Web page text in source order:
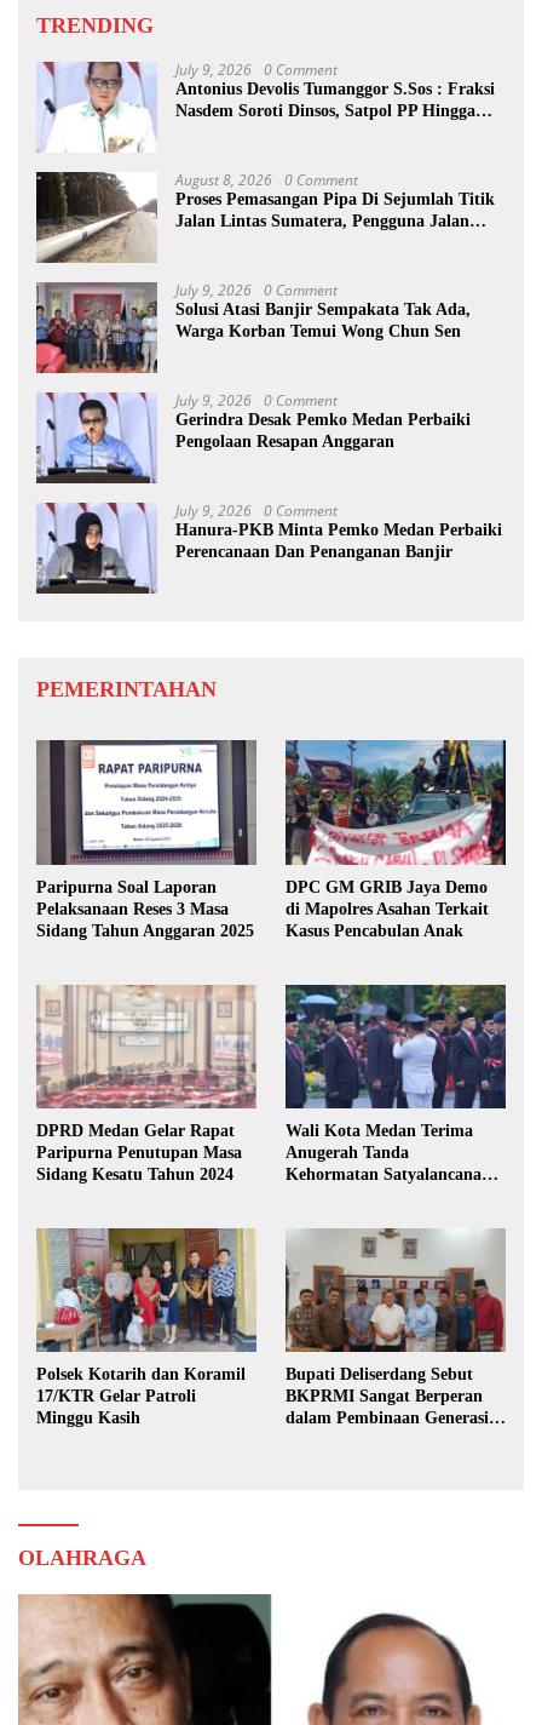
TRENDING
July 9, 2026 0 Comment
Antonius Devolis Tumanggor S.Sos : Fraksi
Nasdem Soroti Dinsos, Satpol PP Hingga
August 8, 2026 0 Comment
Proses Pemasangan Pipa Di Sejumlah Titik
Jalan Lintas Sumatera, Pengguna Jalan
July 9, 2026 0 Comment
Solusi Atasi Banjir Sempakata Tak Ada,
Warga Korban Temui Wong Chun Sen
July 9, 2026 0 Comment
Gerindra Desak Pemko Medan Perbaiki
Pengolaan Resapan Anggaran
July 9, 2026 0 Comment
Hanura-PKB Minta Pemko Medan Perbaiki
Perencanaan Dan Penanganan Banjir
PEMERINTAHAN
Paripurna Soal Laporan
Pelaksanaan Reses 3 Masa
Sidang Tahun Anggaran 2025
DPC GM GRIB Jaya Demo
di Mapolres Asahan Terkait
Kasus Pencabulan Anak
DPRD Medan Gelar Rapat
Paripurna Penutupan Masa
Sidang Kesatu Tahun 2024
Wali Kota Medan Terima
Anugerah Tanda
Kehormatan Satyalancana
Polsek Kotarih dan Koramil
17/KTR Gelar Patroli
Minggu Kasih
Bupati Deliserdang Sebut
BKPRMI Sangat Berperan
dalam Pembinaan Generasi
OLAHRAGA